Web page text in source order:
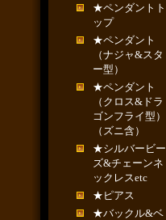
★ペンダントト
ップ
★ペンダント
（ナジャ&スタ
ー型）
★ペンダント
（クロス&ドラ
ゴンフライ型）
（ズニ含）
★シルバービー
ズ&チェーンネ
ックレスetc
★ピアス
★バックル&ベ